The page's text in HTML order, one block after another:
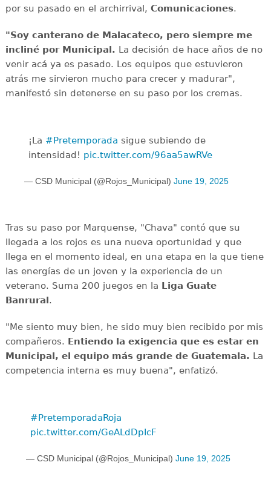
por su pasado en el archirrival, Comunicaciones.
"Soy canterano de Malacateco, pero siempre me
incliné por Municipal. La decisión de hace años de no
venir acá ya es pasado. Los equipos que estuvieron
atrás me sirvieron mucho para crecer y madurar",
manifestó sin detenerse en su paso por los cremas.
¡La #Pretemporada sigue subiendo de
intensidad! pic.twitter.com/96aa5awRVe
— CSD Municipal (@Rojos_Municipal) June 19, 2025
Tras su paso por Marquense, "Chava" contó que su
llegada a los rojos es una nueva oportunidad y que
llega en el momento ideal, en una etapa en la que tiene
las energías de un joven y la experiencia de un
veterano. Suma 200 juegos en la Liga Guate
Banrural.
"Me siento muy bien, he sido muy bien recibido por mis
compañeros. Entiendo la exigencia que es estar en
Municipal, el equipo más grande de Guatemala. La
competencia interna es muy buena", enfatizó.
#PretemporadaRoja
pic.twitter.com/GeALdDpIcF
— CSD Municipal (@Rojos_Municipal) June 19, 2025